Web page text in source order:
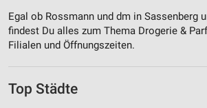
Egal ob Rossmann und dm in Sassenberg
findest Du alles zum Thema Drogerie &
Filialen und Öffnungszeiten.
Top Städte